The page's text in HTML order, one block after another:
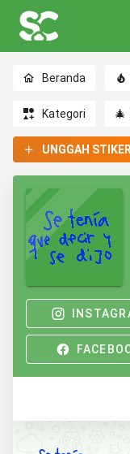
Beranda
Kategori 🎄
UNGGAH